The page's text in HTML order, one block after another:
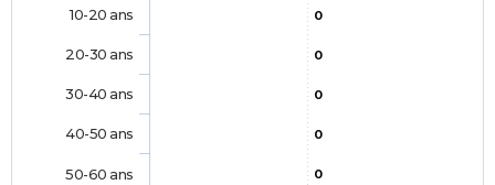
0
0
0
0
0
10-20 ans
20-30 ans
30-40 ans
40-50 ans
50-60 ans